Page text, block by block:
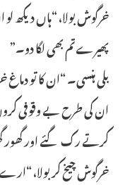
خرگوش بولا، “ہاں دیکھ لو
پھیرے تم بھی لگا دو۔”
بلی ہنسی۔ “ان کا تو
ان کی طرح بے وقوفی
کرتے رک گئے اور گھور
خرگوش چیخ کر بولا،